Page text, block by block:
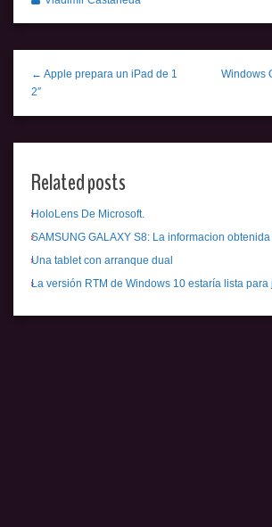
← Apple prepara un iPad de 1
2″
Windows
Related posts
HoloLens De Microsoft.
SAMSUNG GALAXY S8: La informacion
Una tablet con arranque dual
La versión RTM de Windows 10 estaría lista para